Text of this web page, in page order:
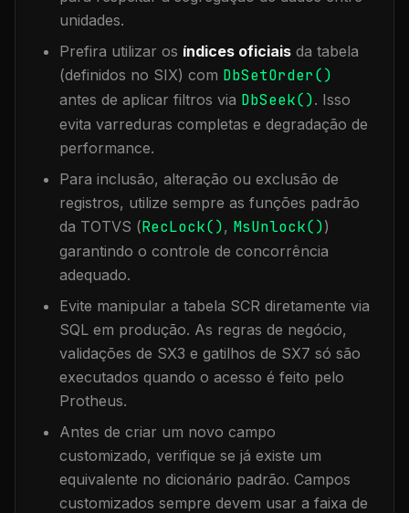
unidades.
Prefira utilizar os índices oficiais da tabela
(definidos no SIX) com DbSetOrder()
antes de aplicar filtros via DbSeek(). Isso
evita varreduras completas e degradação de
performance.
Para inclusão, alteração ou exclusão de
registros, utilize sempre as funções padrão
da TOTVS (RecLock(), MsUnlock())
garantindo o controle de concorrência
adequado.
Evite manipular a tabela SCR diretamente via
SQL em produção. As regras de negócio,
validações de SX3 e gatilhos de SX7 só são
executados quando o acesso é feito pelo
Protheus.
Antes de criar um novo campo
customizado, verifique se já existe um
equivalente no dicionário padrão. Campos
customizados sempre devem usar a faixa de